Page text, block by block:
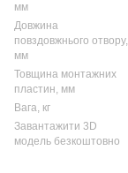
мм
Довжина
повздовжнього отвору,
мм
Товщина монтажних
пластин, мм
Вага, кг
Завантажити 3D
модель безкоштовно